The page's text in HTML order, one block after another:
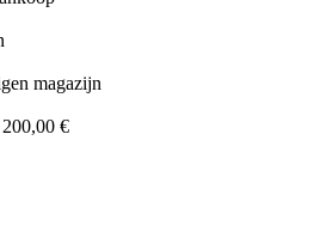
magazijn
€